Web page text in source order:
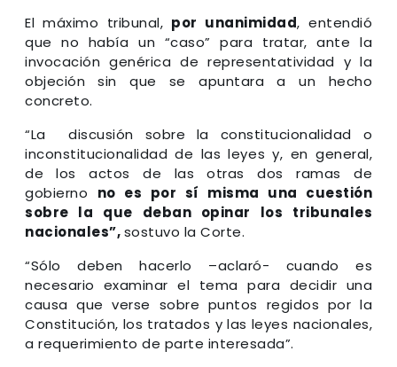
El máximo tribunal, por unanimidad, entendió
que no había un “caso” para tratar, ante la
invocación genérica de representatividad y la
objeción sin que se apuntara a un hecho
concreto.
“La discusión sobre la constitucionalidad o
inconstitucionalidad de las leyes y, en general,
de los actos de las otras dos ramas de
gobierno no es por sí misma una cuestión
sobre la que deban opinar los tribunales
nacionales”,sostuvo la Corte.
“Sólo deben hacerlo –aclaró- cuando es
necesario examinar el tema para decidir una
causa que verse sobre puntos regidos por la
Constitución, los tratados y las leyes nacionales,
a requerimiento de parte interesada”.